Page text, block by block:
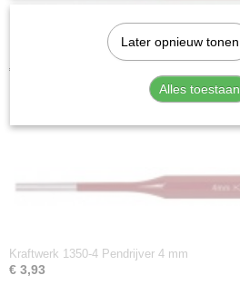
Kraftwerk 1350-3 Pendrijver 3 mm
€ 3,09
Kraftwerk 1350-4 Pendrijver 4 mm
€ 3,93
Later opnieuw tonen
Alles toestaan